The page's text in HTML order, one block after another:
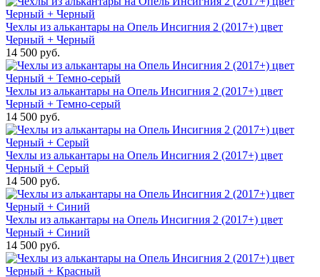
Чехлы из алькантары на Опель Инсигния 2 (2017+) цвет
Черный + Черный
14 500 руб.
Чехлы из алькантары на Опель Инсигния 2 (2017+) цвет
Черный + Темно-серый
14 500 руб.
Чехлы из алькантары на Опель Инсигния 2 (2017+) цвет
Черный + Серый
14 500 руб.
Чехлы из алькантары на Опель Инсигния 2 (2017+) цвет
Черный + Синий
14 500 руб.